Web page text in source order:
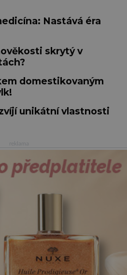
Nastává éra
skrytý v
domestikovaným
unikátní vlastnosti